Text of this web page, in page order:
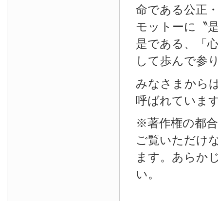
命である公正
モットーに〝
是である、「
して歩んで参
みなさまから
呼ばれていま
※著作権の都
ご覧いただけ
ます。あらか
い。